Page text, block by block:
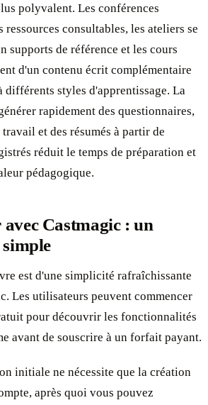
polyvalent. Les conférences
ressources consultables, les ateliers se
supports de référence et les cours
d'un contenu écrit complémentaire
différents styles d'apprentissage. La
rapidement des questionnaires,
et des résumés à partir de
réduit le temps de préparation et
pédagogique.
Castmagic : un
simple
est d'une simplicité rafraîchissante
Les utilisateurs peuvent commencer
pour découvrir les fonctionnalités
avant de souscrire à un forfait payant.
initiale ne nécessite que la création
après quoi vous pouvez